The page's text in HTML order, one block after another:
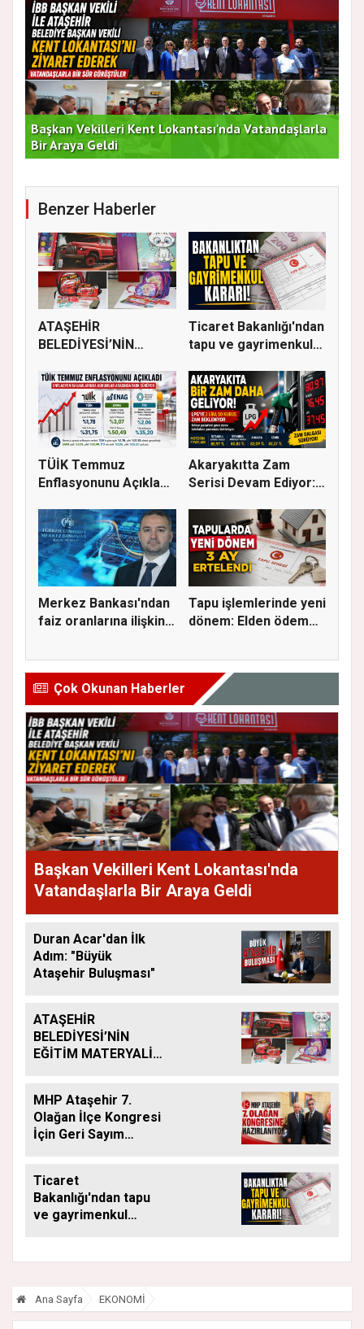
Başkan Vekilleri Kent Lokantası'nda Vatandaşlarla
Bir Araya Geldi
Benzer Haberler
ATAŞEHİR
BELEDİYESİ’NİN
DEST...
Ticaret Bakanlığı'ndan
tapu ve gayrimenkul
TÜİK Temmuz
Enflasyonunu Açıkladı:
Akaryakıtta Zam
Serisi Devam Ediyor:
Merkez Bankası'ndan
faiz oranlarına ilişkin
Tapu işlemlerinde yeni
dönem: Elden ödeme
Çok Okunan Haberler
Başkan Vekilleri Kent Lokantası'nda
Vatandaşlarla Bir Araya Geldi
Duran Acar'dan İlk
Adım: "Büyük
Ataşehir Buluşması"
ATAŞEHİR
BELEDİYESİ’NİN
EĞİTİM MATERYALİ
SÜRÜYOR
MHP Ataşehir 7.
Olağan İlçe Kongresi
İçin Geri Sayım
Ticaret
Bakanlığı'ndan tapu
ve gayrimenkul
yapamayacak
Ana Sayfa EKONOMİ